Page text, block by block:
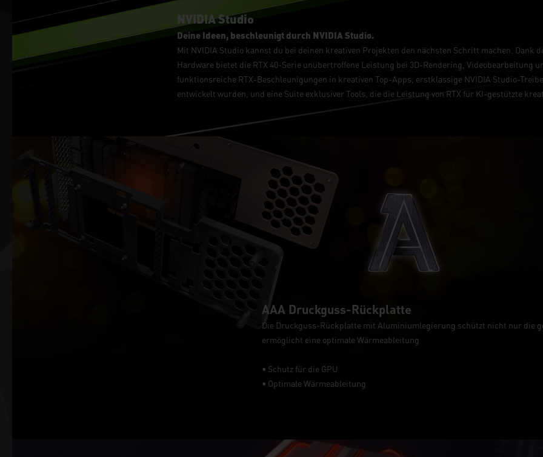
NVIDIA Studio
Deine Ideen, beschleunigt durch NVIDIA Studio.
Mit NVIDIA Studio kannst du bei deinen kreativen Projekten den nächsten Schritt machen. Dank
Hardware bietet die RTX 40-Serie unübertroffene Leistung bei 3D-Rendering, Videobearbeitung
funktionsreiche RTX-Beschleunigungen in kreativen Top-Apps, erstklassige NVIDIA Studio-
entwickelt wurden, und eine Suite exklusiver Tools, die die Leistung von RTX für KI-gestützte
AAA Druckguss-Rückplatte
Die Druckguss-Rückplatte mit Aluminiumlegierung schützt nicht nur die
ermöglicht eine optimale Wärmeableitung
• Schutz für die GPU
• Optimale Wärmeableitung